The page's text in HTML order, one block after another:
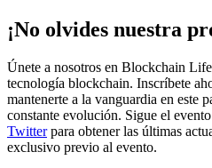
¡No olvides nuestra
Únete a nosotros en Blockchain
tecnología blockchain. Inscríbete
mantenerte a la vanguardia en este
constante evolución. Sigue el
Twitterpara obtener las últimas
exclusivo previo al evento.